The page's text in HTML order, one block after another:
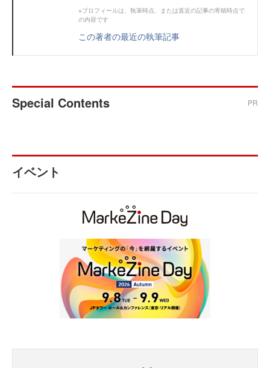
※プロフィールは、執筆時点、または直近の記事の寄稿時点で
の内容です
この著者の最近の執筆記事
Special Contents PR
イベント